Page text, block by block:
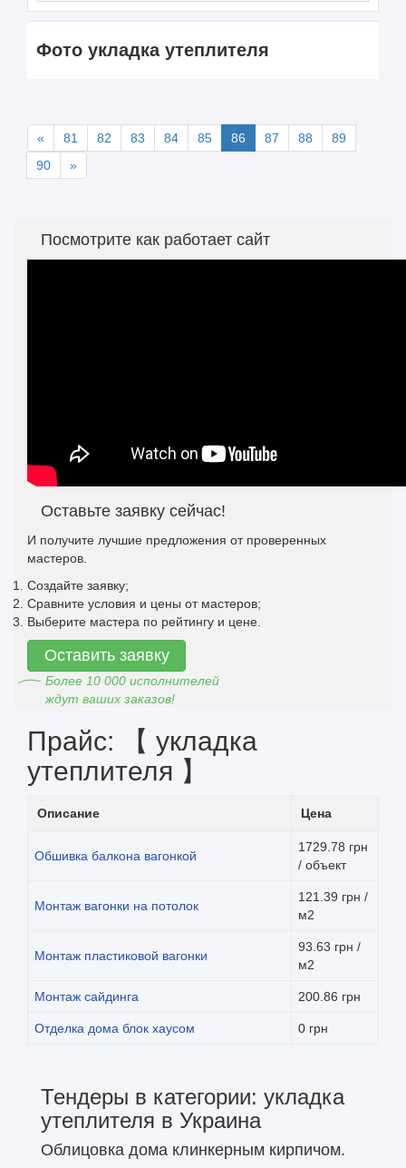
Фото укладка утеплителя
« 81 82 83 84 85 86 87 88
89
90
»
Посмотрите как работает сайт
Оставьте заявку сейчас!
И получите лучшие предложения от проверенных
мастеров.
Создайте заявку;
Сравните условия и цены от мастеров;
Выберите мастера по рейтингу и цене.
Оставить заявку
Более 10 000 исполнителей
ждут ваших заказов!
Прайс: 【 укладка
утеплителя 】
Описание Цена
Обшивка балкона вагонкой
1729.78 грн
/ объект
Монтаж вагонки на потолок
121.39 грн /
м2
Монтаж пластиковой вагонки
93.63 грн /
м2
Монтаж сайдинга 200.86 грн
Отделка дома блок хаусом 0 грн
Тендеры в категории: укладка
утеплителя в Украина
Облицовка дома клинкерным кирпичом.